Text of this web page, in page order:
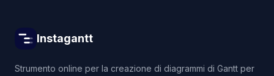
Instagantt
Strumento online per la creazione di diagrammi di Gantt per